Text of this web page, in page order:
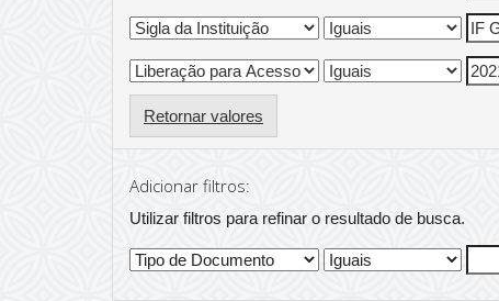
Retornar valores
Adicionar filtros:
Utilizar filtros para refinar o resultado de busca.